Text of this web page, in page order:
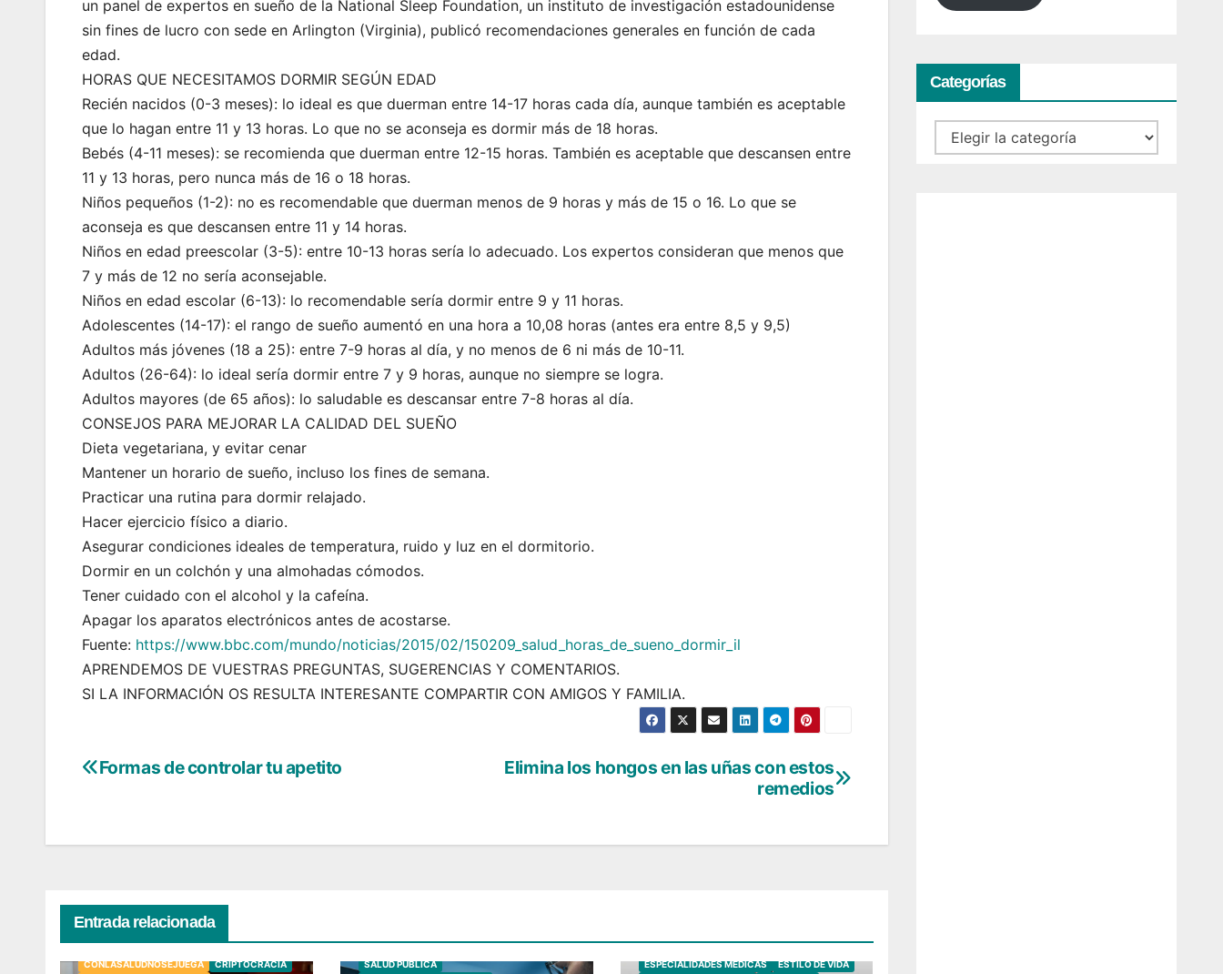
un panel de expertos en sueño de la National Sleep Foundation, un instituto de investigación estadounidense
sin fines de lucro con sede en Arlington (Virginia), publicó recomendaciones generales en función de cada
edad.
HORAS QUE NECESITAMOS DORMIR SEGÚN EDAD
Recién nacidos (0-3 meses): lo ideal es que duerman entre 14-17 horas cada día, aunque también es aceptable
que lo hagan entre 11 y 13 horas. Lo que no se aconseja es dormir más de 18 horas.
Bebés (4-11 meses): se recomienda que duerman entre 12-15 horas. También es aceptable que descansen entre
11 y 13 horas, pero nunca más de 16 o 18 horas.
Niños pequeños (1-2): no es recomendable que duerman menos de 9 horas y más de 15 o 16. Lo que se
aconseja es que descansen entre 11 y 14 horas.
Niños en edad preescolar (3-5): entre 10-13 horas sería lo adecuado. Los expertos consideran que menos que
7 y más de 12 no sería aconsejable.
Niños en edad escolar (6-13): lo recomendable sería dormir entre 9 y 11 horas.
Adolescentes (14-17): el rango de sueño aumentó en una hora a 10,08 horas (antes era entre 8,5 y 9,5)
Adultos más jóvenes (18 a 25): entre 7-9 horas al día, y no menos de 6 ni más de 10-11.
Adultos (26-64): lo ideal sería dormir entre 7 y 9 horas, aunque no siempre se logra.
Adultos mayores (de 65 años): lo saludable es descansar entre 7-8 horas al día.
CONSEJOS PARA MEJORAR LA CALIDAD DEL SUEÑO
Dieta vegetariana, y evitar cenar
Mantener un horario de sueño, incluso los fines de semana.
Practicar una rutina para dormir relajado.
Hacer ejercicio físico a diario.
Asegurar condiciones ideales de temperatura, ruido y luz en el dormitorio.
Dormir en un colchón y una almohadas cómodos.
Tener cuidado con el alcohol y la cafeína.
Apagar los aparatos electrónicos antes de acostarse.
Fuente: https://www.bbc.com/mundo/noticias/2015/02/150209_salud_horas_de_sueno_dormir_il
APRENDEMOS DE VUESTRAS PREGUNTAS, SUGERENCIAS Y COMENTARIOS.
SI LA INFORMACIÓN OS RESULTA INTERESANTE COMPARTIR CON AMIGOS Y FAMILIA.
Navegación
entradas
Elimina los hongos en las uñas con estos
remedios
Formas de controlar tu apetito
Entrada relacionada
CONLASALUDNOSEJUEGA
CRIPTOCRACIA
SALUD PÚBLICA
ESPECIALIDADES MÉDICAS
ESTILO DE VIDA
Categorías
Categorías